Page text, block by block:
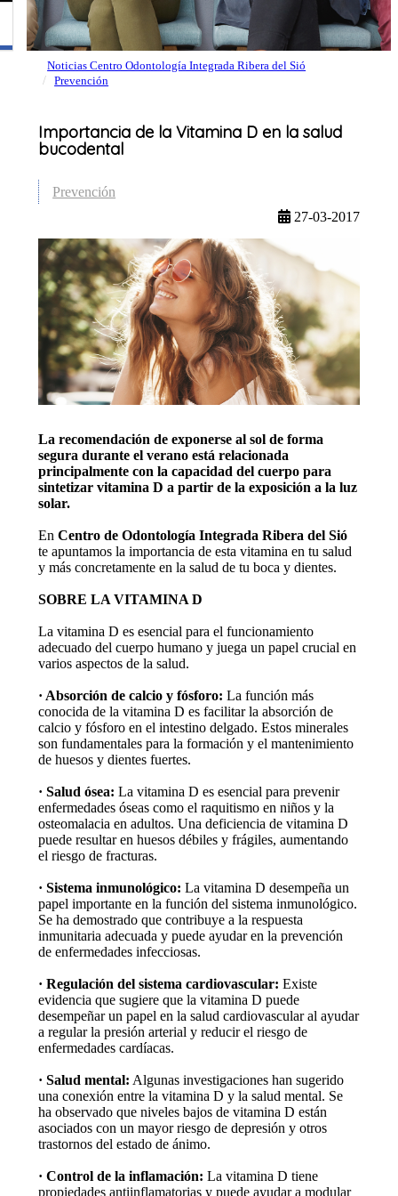
Noticias Centro Odontología Integrada Ribera del Sió
Prevención
Importancia de la Vitamina D en la salud
bucodental
Prevención
27-03-2017
La recomendación de exponerse al sol de forma
segura durante el verano está relacionada
principalmente con la capacidad del cuerpo para
sintetizar vitamina D a partir de la exposición a la luz
solar.
EnCentro de Odontología Integrada Ribera del Sió
te apuntamos la importancia de esta vitamina en tu salud
y más concretamente en la salud de tu boca y dientes.
SOBRE LA VITAMINA D
La vitamina D es esencial para el funcionamiento
adecuado del cuerpo humano y juega un papel crucial en
varios aspectos de la salud.
· Absorción de calcio y fósforo: La función más
conocida de la vitamina D es facilitar la absorción de
calcio y fósforo en el intestino delgado. Estos minerales
son fundamentales para la formación y el mantenimiento
de huesos y dientes fuertes.
· Salud ósea: La vitamina D es esencial para prevenir
enfermedades óseas como el raquitismo en niños y la
osteomalacia en adultos. Una deficiencia de vitamina D
puede resultar en huesos débiles y frágiles, aumentando
el riesgo de fracturas.
· Sistema inmunológico: La vitamina D desempeña un
papel importante en la función del sistema inmunológico.
Se ha demostrado que contribuye a la respuesta
inmunitaria adecuada y puede ayudar en la prevención
de enfermedades infecciosas.
· Regulación del sistema cardiovascular:Existe
evidencia que sugiere que la vitamina D puede
desempeñar un papel en la salud cardiovascular al ayudar
a regular la presión arterial y reducir el riesgo de
enfermedades cardíacas.
· Salud mental: Algunas investigaciones han sugerido
una conexión entre la vitamina D y la salud mental. Se
ha observado que niveles bajos de vitamina D están
asociados con un mayor riesgo de depresión y otros
trastornos del estado de ánimo.
· Control de la inflamación:La vitamina D tiene
propiedades antiinflamatorias y puede ayudar a modular